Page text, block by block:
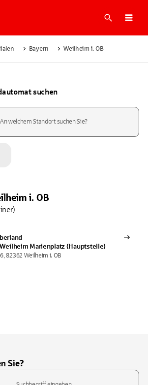
Suche
Bayern Weilheim i. OB
suchen
i. OB
Weilheim Marienplatz (Hauptstelle)
82362 Weilheim i. OB
Sie?